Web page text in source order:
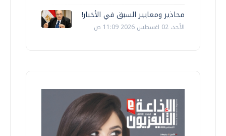
محاذير ومعايير السبق في الأخبار!
الأحد، 02 اغسطس 2026 11:09 ص